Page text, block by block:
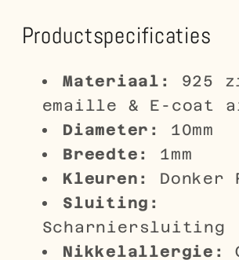
Productspecificaties
Materiaal:
925
emaille & E-coat
Diameter:
10mm
Breedte:
1mm
Kleuren:
Donker
Sluiting:
Scharniersluiting
Nikkelallergie: